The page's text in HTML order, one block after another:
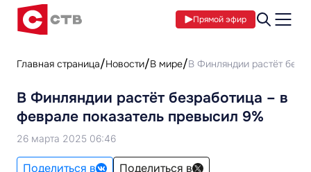
Прямой эфир
Главная страница Новости В мире В Финляндии растёт
В Финляндии растёт безработица – в
феврале показатель превысил 9%
26 марта 2025 06:46
Поделиться в
Поделиться в